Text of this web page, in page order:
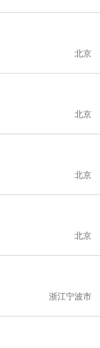
北京
北京
北京
北京
浙江宁波市